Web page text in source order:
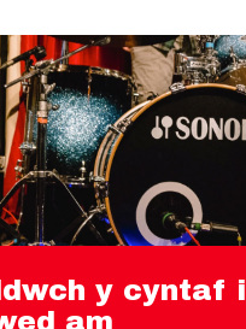
y cyntaf i
am